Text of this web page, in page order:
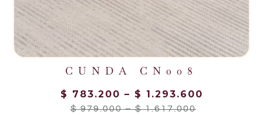
CUNDA CN008
$ 783.200 – $ 1.293.600
$979.000–$1.617.000